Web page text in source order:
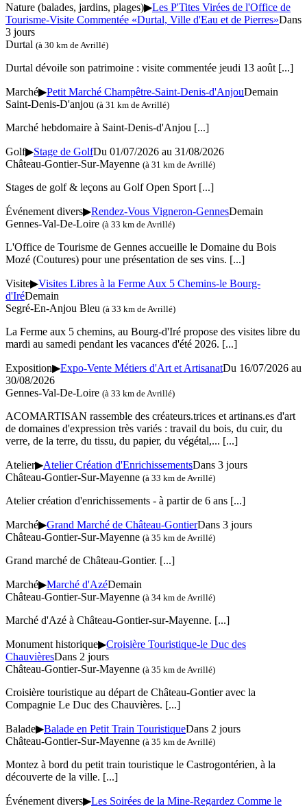
Nature (balades, jardins, plages)▶Les P'Tites Virées de l'Office de
Tourisme-Visite Commentée «Durtal, Ville d'Eau et de Pierres»Dans
3 jours
Durtal (à 30 km de Avrillé)
Durtal dévoile son patrimoine : visite commentée jeudi 13 août [...]
Marché▶Petit Marché Champêtre-Saint-Denis-d'AnjouDemain
Saint-Denis-D'anjou (à 31 km de Avrillé)
Marché hebdomaire à Saint-Denis-d'Anjou [...]
Golf▶Stage de GolfDu 01/07/2026 au 31/08/2026
Château-Gontier-Sur-Mayenne (à 31 km de Avrillé)
Stages de golf & leçons au Golf Open Sport [...]
Événement divers▶Rendez-Vous Vigneron-GennesDemain
Gennes-Val-De-Loire (à 33 km de Avrillé)
L'Office de Tourisme de Gennes accueille le Domaine du Bois
Mozé (Coutures) pour une présentation de ses vins. [...]
Visite▶Visites Libres à la Ferme Aux 5 Chemins-le Bourg-
d'IréDemain
Segré-En-Anjou Bleu (à 33 km de Avrillé)
La Ferme aux 5 chemins, au Bourg-d'Iré propose des visites libre du
mardi au samedi pendant les vacances d'été 2026. [...]
Exposition▶Expo-Vente Métiers d'Art et ArtisanatDu 16/07/2026 au
30/08/2026
Gennes-Val-De-Loire (à 33 km de Avrillé)
ACOMARTISAN rassemble des créateurs.trices et artinans.es d'art
de domaines d'expression très variés : travail du bois, du cuir, du
verre, de la terre, du tissu, du papier, du végétal,... [...]
Atelier▶Atelier Création d'EnrichissementsDans 3 jours
Château-Gontier-Sur-Mayenne (à 33 km de Avrillé)
Atelier création d'enrichissements - à partir de 6 ans [...]
Marché▶Grand Marché de Château-GontierDans 3 jours
Château-Gontier-Sur-Mayenne (à 35 km de Avrillé)
Grand marché de Château-Gontier. [...]
Marché▶Marché d'AzéDemain
Château-Gontier-Sur-Mayenne (à 34 km de Avrillé)
Marché d'Azé à Château-Gontier-sur-Mayenne. [...]
Monument historique▶Croisière Touristique-le Duc des
ChauvièresDans 2 jours
Château-Gontier-Sur-Mayenne (à 35 km de Avrillé)
Croisière touristique au départ de Château-Gontier avec la
Compagnie Le Duc des Chauvières. [...]
Balade▶Balade en Petit Train TouristiqueDans 2 jours
Château-Gontier-Sur-Mayenne (à 35 km de Avrillé)
Montez à bord du petit train touristique le Castrogontérien, à la
découverte de la ville. [...]
Événement divers▶Les Soirées de la Mine-Regardez Comme le